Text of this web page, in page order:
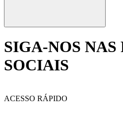
SIGA-NOS NAS
SOCIAIS
ACESSO RÁPIDO